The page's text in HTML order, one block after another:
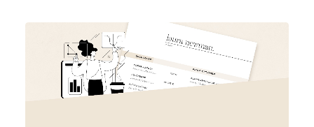
MERCH
ÜBER MICH
DESIGN FAQ
PRESSEMATERIAL